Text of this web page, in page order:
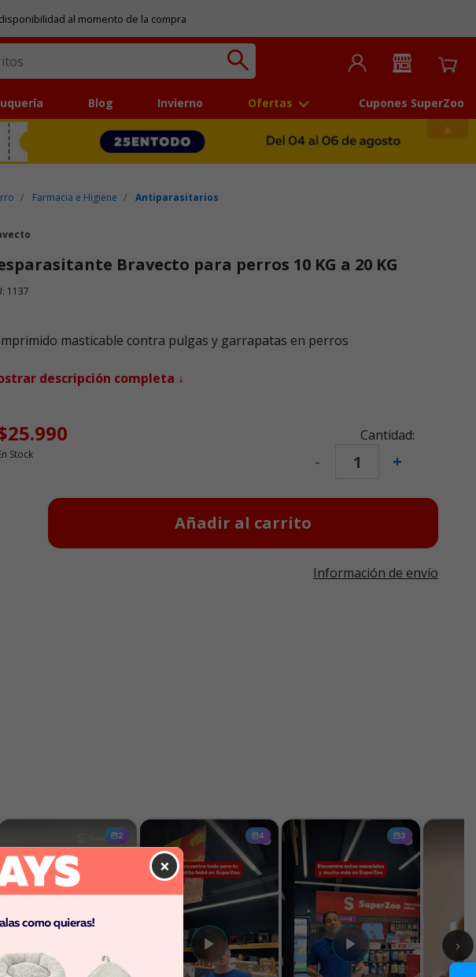
al momento de la compra
Blog Invierno Ofertas Cupones SuperZoo
Farmacia e Higiene Antiparasitarios
Bravecto para perros 10 KG a 20 KG
1137
masticable contra pulgas y garrapatas en perros
descripción completa ↓
Cantidad:
- +
Stock
Añadir al carrito
Información de envío
×